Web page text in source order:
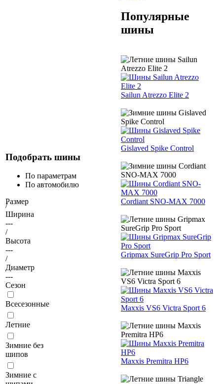
Подобрать шины
По параметрам
По автомобилю
Размер
/
Ширина
---
/
Высота
---
/
Диаметр
---
Сезон
Всесезонные
Летние
Зимние без
шипов
Зимние с
Популярные
шины
Sailun Atrezzo Elite 2
Gislaved Spike Control
Cordiant SNO-MAX 7000
Gripmax SureGrip Pro Sport
Maxxis VS6 Victra Sport 6
Maxxis Premitra HP6